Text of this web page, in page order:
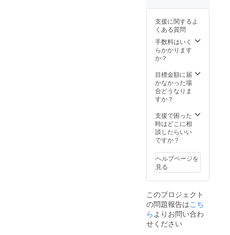
す。 皆
様の応
援によ
りコン
ポーネ
ントの
ドアッ
プする
予定を
す。
デザイ
ンでと
ても幻
想的で
おすす
めで
ドは
赤、
橙、
青、
桃、
紫、
白、黒
類各１
９枚で
す。 ※
クラ
ファン
時とは
異なる
しい布
製の青
色のプ
レイ
マット
をお贈
す。プ
レイ時
に気分
です。
ス
ウェー
ド生地
心地、
見た目
ともに
素晴ら
製のプ
レイ
マット
をお贈
りいた
めにス
フォン
ならび
にPCで
利用可
をお贈
りいた
しま
につい
ては現
在調整
中であ
追って
活動報
告にて
公表さ
ただき
ます。
ス
ウェー
ド生地
画 【詳
「7
SHADE
S OF
S:EVEN
を検討
した際
のA4用
たしま
す。 世
界に１
つだけ
な原画
となり
ます。
支援に関するよ
くある質問
手数料はいく
らかかります
か？
目標金額に届
かなかった場
合どうなりま
すか？
支援で困った
時はどこに相
談したらいい
ですか？
ヘルプページを
見る
このプロジェクト
の問題報告はこち
らよりお問い合わ
せください